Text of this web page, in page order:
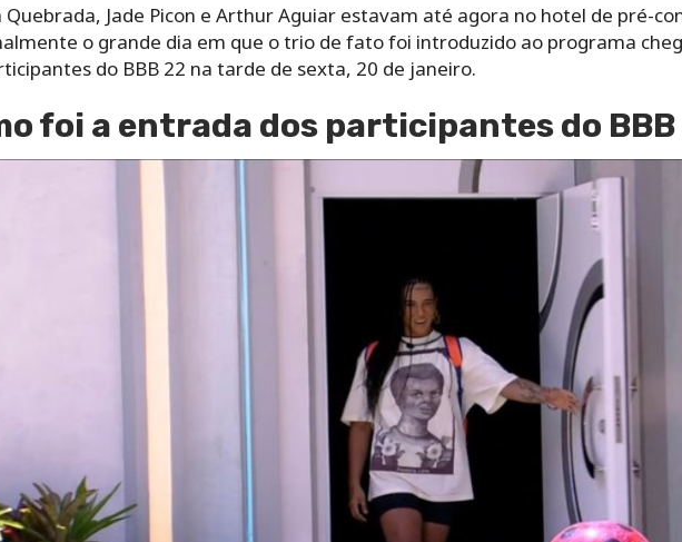
Quebrada, Jade Picon e Arthur Aguiar estavam até agora no hotel de pré-
o grande dia em que o trio de fato foi introduzido ao programa
do BBB 22 na tarde de sexta, 20 de janeiro.
foi a entrada dos participantes do BBB